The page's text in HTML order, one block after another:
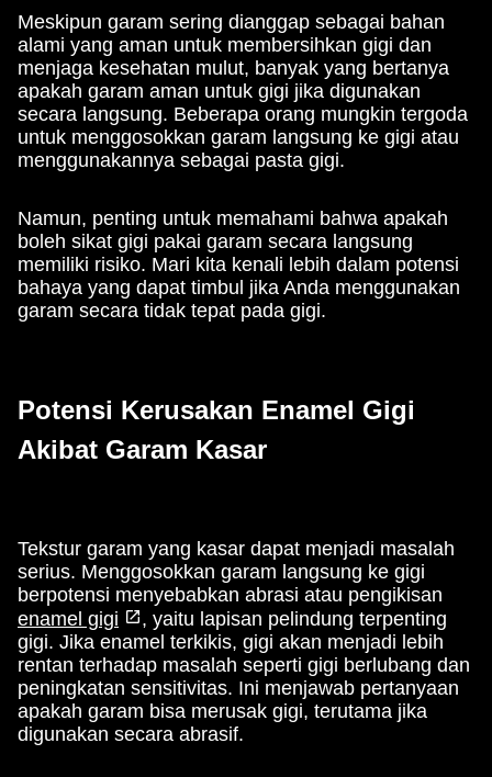
Meskipun garam sering dianggap sebagai bahan
alami yang aman untuk membersihkan gigi dan
menjaga kesehatan mulut, banyak yang bertanya
apakah garam aman untuk gigi jika digunakan
secara langsung. Beberapa orang mungkin tergoda
untuk menggosokkan garam langsung ke gigi atau
menggunakannya sebagai pasta gigi.
Namun, penting untuk memahami bahwa apakah
boleh sikat gigi pakai garam secara langsung
memiliki risiko. Mari kita kenali lebih dalam potensi
bahaya yang dapat timbul jika Anda menggunakan
garam secara tidak tepat pada gigi.
Potensi Kerusakan Enamel Gigi
Akibat Garam Kasar
Tekstur garam yang kasar dapat menjadi masalah
serius. Menggosokkan garam langsung ke gigi
berpotensi menyebabkan abrasi atau pengikisan
enamel gigi
, yaitu lapisan pelindung terpenting
gigi. Jika enamel terkikis, gigi akan menjadi lebih
rentan terhadap masalah seperti gigi berlubang dan
peningkatan sensitivitas. Ini menjawab pertanyaan
apakah garam bisa merusak gigi, terutama jika
digunakan secara abrasif.